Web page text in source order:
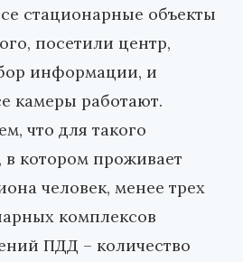
стационарные объекты
посетили центр,
информации, и
камеры работают.
что для такого
в котором проживает
человек, менее трех
комплексов
ПДД – количество